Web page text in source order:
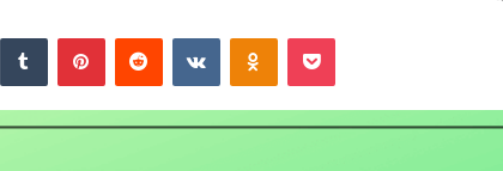
Tumblr Pinterest Reddit VKontakte Odnoklassniki Pocket